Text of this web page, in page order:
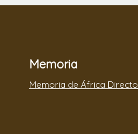
Memoria
Memoria de África Directo